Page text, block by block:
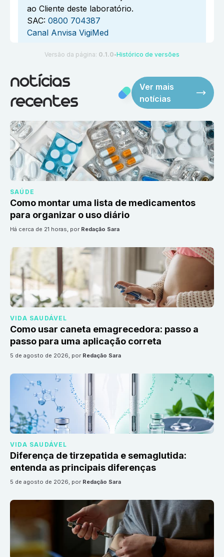
ao Cliente deste laboratório.
SAC: 0800 704387
Canal Anvisa VigiMed
Versão da página: 0.1.0 ●Histórico de versões
notícias
recentes
Ver mais
notícias
SAÚDE
Como montar uma lista de medicamentos
para organizar o uso diário
há cerca de 21 horas, por Redação Sara
VIDA SAUDÁVEL
Como usar caneta emagrecedora: passo a
passo para uma aplicação correta
5 de agosto de 2026, por Redação Sara
VIDA SAUDÁVEL
Diferença de tirzepatida e semaglutida:
entenda as principais diferenças
5 de agosto de 2026, por Redação Sara